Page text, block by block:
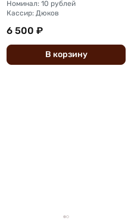
Номинал: 10 рублей
Кассир: Дюков
6 500 ₽
В корзину